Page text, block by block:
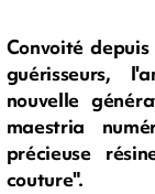
Convoité
guérisseurs,
nouvelle
maestria
précieuse
couture".